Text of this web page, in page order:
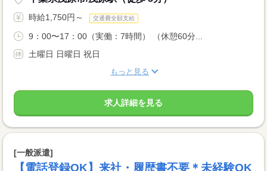
時給1,750円～ 交通費全額支給
9：00〜17：00（実働：7時間） （休憩60分...
土曜日 日曜日 祝日
もっと見る
求人詳細を見る
[一般派遣]
【電話登録OK】来社・履歴書不要＊未経験OK